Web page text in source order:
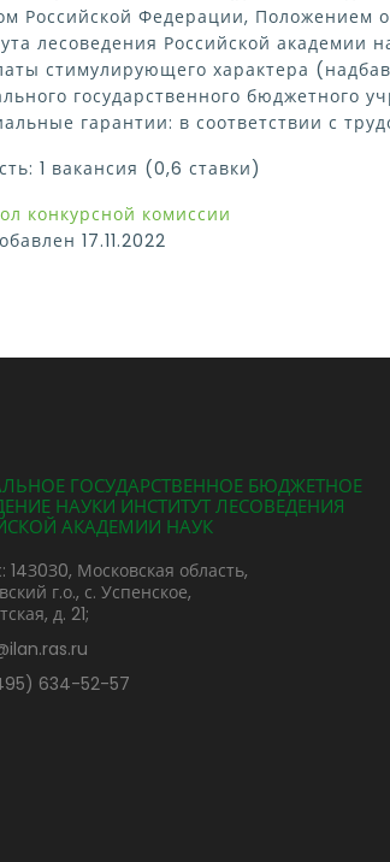
Российской Федерации, Положением
лесоведения Российской академии
стимулирующего характера
государственного бюджетного
гарантии: в соответствии с
1 вакансия (0,6 ставки)
конкурсной комиссии
17.11.2022
ГОСУДАРСТВЕННОЕ БЮДЖЕТНОЕ
НАУКИ ИНСТИТУТ ЛЕСОВЕДЕНИЯ
АКАДЕМИИ НАУК
14З0З0, Московская область,
г.о., с. Успенское,
д. 21;
634-52-57